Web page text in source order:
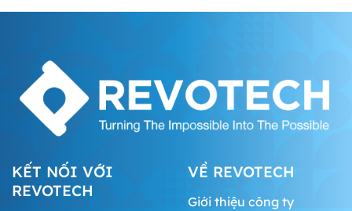
KẾT NỐI VỚI
REVOTECH
VỀ REVOTECH
Giới thiệu công ty